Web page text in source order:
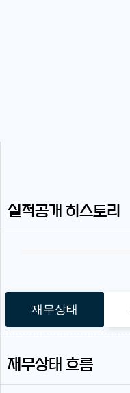
실적공개 히스토리
재무상태
재무상태 흐름